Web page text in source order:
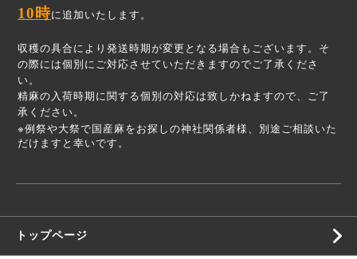
10時に追加いたします。
収穫の具合により発送時期が変更となる場合もございます。そ
の際には個別にご対応させていただきますのでご了承くださ
い。
精麻の入荷時期に関する個別の対応は致しかねますので、ご了
承ください。
※例祭や大祭で国産麻をお探しの神社関係者様、別途ご相談いた
だけますと幸いです。
トップページ